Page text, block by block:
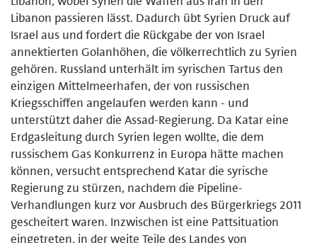
Libanon passieren lässt. Dadurch übt Syrien Druck auf
Israel aus und fordert die Rückgabe der von Israel
annektierten Golanhöhen, die völkerrechtlich zu Syrien
gehören. Russland unterhält im syrischen Tartus den
einzigen Mittelmeerhafen, der von russischen
Kriegsschiffen angelaufen werden kann - und
unterstützt daher die Assad-Regierung. Da Katar eine
Erdgasleitung durch Syrien legen wollte, die dem
russischem Gas Konkurrenz in Europa hätte machen
können, versucht entsprechend Katar die syrische
Regierung zu stürzen, nachdem die Pipeline-
Verhandlungen kurz vor Ausbruch des Bürgerkriegs 2011
gescheitert waren. Inzwischen ist eine Pattsituation
eingetreten, in der weite Teile des Landes von